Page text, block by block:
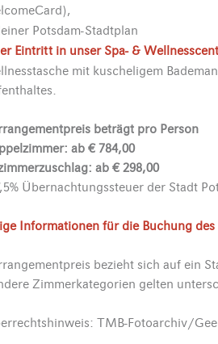
Potsdam-Stadtplan
Eintritt in unser Spa- &
mit kuscheligem
beträgt pro Person
ab € 784,00
ab € 298,00
Übernachtungssteuer der Stadt
Informationen für die Buchung des
bezieht sich auf ein
Zimmerkategorien gelten
TMB-Fotoarchiv/